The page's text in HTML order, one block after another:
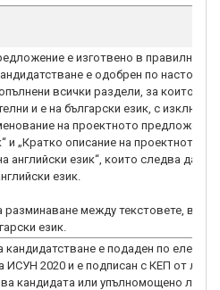
е изготвено в правилния
е одобрен по
всички раздели, за които е
и е на български език, с
на проектното предложение
и „Кратко описание на проектното
английски език“, които следва да са
език.
разминаване между текстовете,
език.
е подаден по
ИСУН 2020 и е подписан с КЕП от лице
кандидата или упълномощено лице